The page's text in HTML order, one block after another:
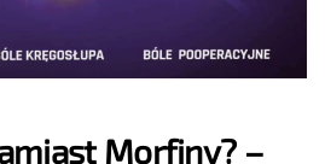
Morfiny? –